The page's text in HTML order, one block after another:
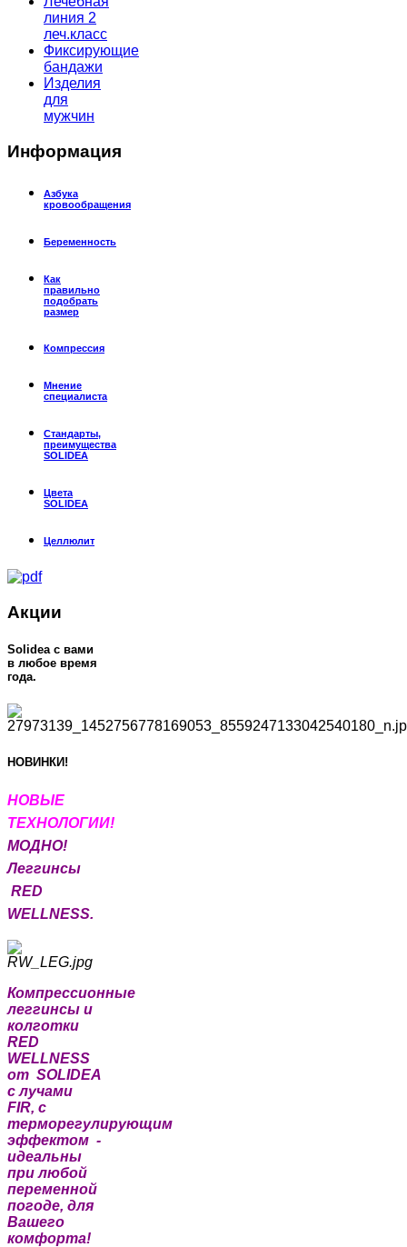
линия 2
леч.класс
Фиксирующие
бандажи
Изделия
для
мужчин
Информация
Азбука
кровообращения
Беременность
Как
правильно
подобрать
размер
Компрессия
Мнение
специалиста
Стандарты,
преимущества
SOLIDEA
Цвета
SOLIDEA
Целлюлит
Акции
Solidea c вами
в любое время
года.
НОВИНКИ!
НОВЫЕ
ТЕХНОЛОГИИ!
МОДНО!
Леггинсы
RED
WELLNESS.
Компрессионные
леггинсы и
колготки
RED
WELLNESS
от SOLIDEA
с лучами
FIR, с
терморегулирующим
эффектом -
идеальны
при любой
переменной
погоде, для
Вашего
комфорта!